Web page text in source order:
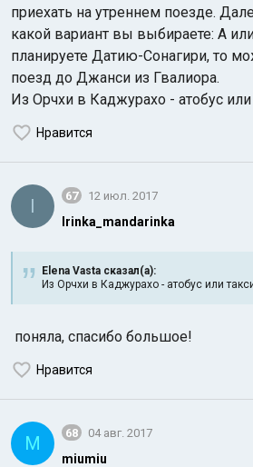
приехать на утреннем поезде.
какой вариант вы выбираете: А
планируете Датию-Сонагири, то
поезд до Джанси из Гвалиора.
Из Орчхи в Каджурахо - атобус или
Нравится
I 67 12 июл. 2017
Irinka_mandarinka
Elena Vasta сказал(а):
Из Орчхи в Каджурахо - атобус или
поняла, спасибо большое!
Нравится
M 68 04 авг. 2017
miumiu